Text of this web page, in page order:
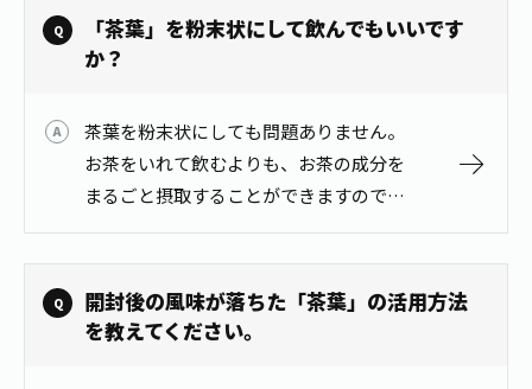
ブランドから探す
キーワードから探す
安全・安心への取組み
製品の原料産地
レシピ集
お茶を知る
お茶百科
お茶百科キッズ
茶産地育成事業
茶殻リサイクルシステム
お茶の複合型博物館
食育・文化
食育・イベント
新俳句大賞
Green Tea for Good
店舗検索
通信販売トップ
THE ITOEN
鮮やかで、暑い季節にぴったりです。
【…
「茶葉」を粉末状にして飲んでもいいです
か？
茶葉を粉末状にしても問題ありません。
お茶をいれて飲むよりも、お茶の成分を
まるごと摂取することができますので、
日々の健康を気にされている方におすす
めです。
開封後の風味が落ちた「茶葉」の活用方法
を教えてください。